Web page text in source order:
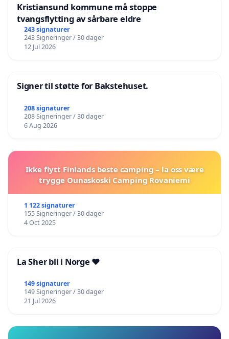
Kristiansund kommune må stoppe
tvangsflytting av sårbare eldre
243 signaturer
243 Signeringer / 30 dager
12 Jul 2026
Signer til støtte for Bakstehuset.
208 signaturer
208 Signeringer / 30 dager
6 Aug 2026
Ikke flytt Finlands beste camping – la oss være
trygge Ounaskoski Camping Rovaniemi
1 122 signaturer
155 Signeringer / 30 dager
4 Oct 2025
La Sher bli i Norge ❤️
149 signaturer
149 Signeringer / 30 dager
21 Jul 2026